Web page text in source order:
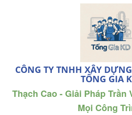
CÔNG TY TNHH XÂY
TỐNG GIA
Thạch Cao - Giải Pháp Trần
Mọi Công